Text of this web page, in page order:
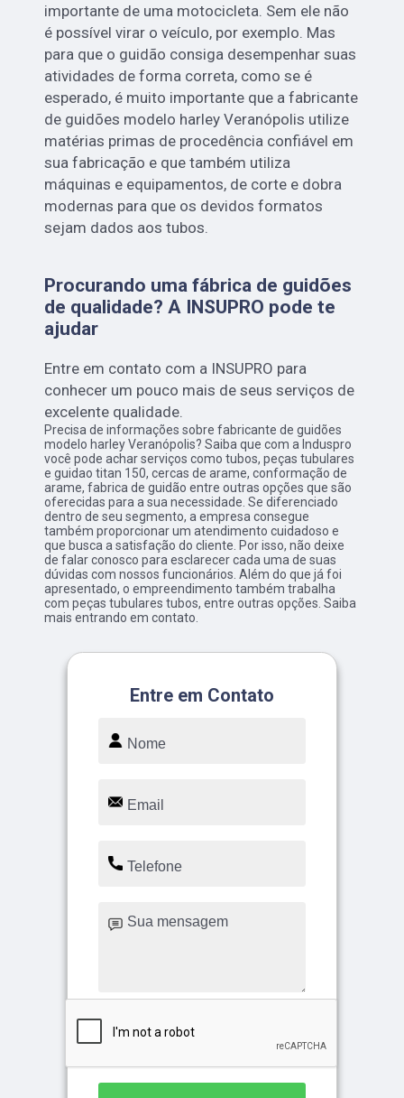
importante de uma motocicleta. Sem ele não
é possível virar o veículo, por exemplo. Mas
para que o guidão consiga desempenhar suas
atividades de forma correta, como se é
esperado, é muito importante que a fabricante
de guidões modelo harley Veranópolis utilize
matérias primas de procedência confiável em
sua fabricação e que também utiliza
máquinas e equipamentos, de corte e dobra
modernas para que os devidos formatos
sejam dados aos tubos.
Procurando uma fábrica de guidões
de qualidade? A INSUPRO pode te
ajudar
Entre em contato com a INSUPRO para
conhecer um pouco mais de seus serviços de
excelente qualidade.
Precisa de informações sobre fabricante de guidões
modelo harley Veranópolis? Saiba que com a Induspro
você pode achar serviços como tubos, peças tubulares
e guidao titan 150, cercas de arame, conformação de
arame, fabrica de guidão entre outras opções que são
oferecidas para a sua necessidade. Se diferenciado
dentro de seu segmento, a empresa consegue
também proporcionar um atendimento cuidadoso e
que busca a satisfação do cliente. Por isso, não deixe
de falar conosco para esclarecer cada uma de suas
dúvidas com nossos funcionários. Além do que já foi
apresentado, o empreendimento também trabalha
com peças tubulares tubos, entre outras opções. Saiba
mais entrando em contato.
Entre em Contato